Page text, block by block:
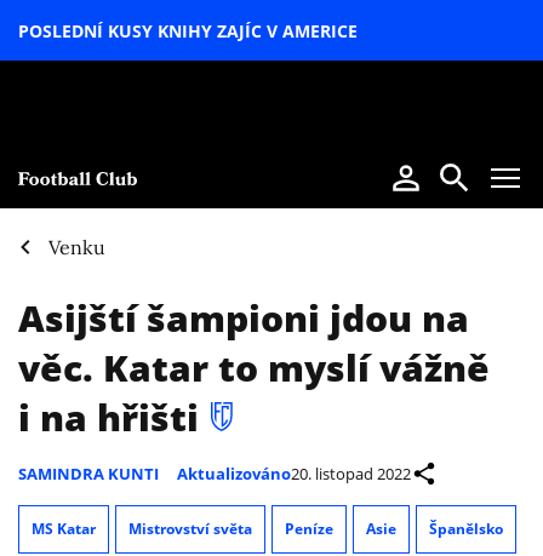
POSLEDNÍ KUSY KNIHY ZAJÍC V AMERICE
Venku
Asijští šampioni jdou na
věc. Katar to myslí vážně
i na hřišti
SAMINDRA KUNTI Aktualizováno20. listopad 2022
MS Katar Mistrovství světa Peníze Asie Španělsko